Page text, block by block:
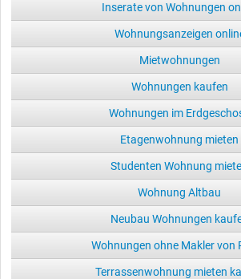
Inserate von Wohnungen
Wohnungsanzeigen
Mietwohnungen
Wohnungen kaufen
Wohnungen im
Etagenwohnung mieten
Studenten Wohnung
Wohnung Altbau
Neubau Wohnungen
Wohnungen ohne Makler von
Terrassenwohnung mieten